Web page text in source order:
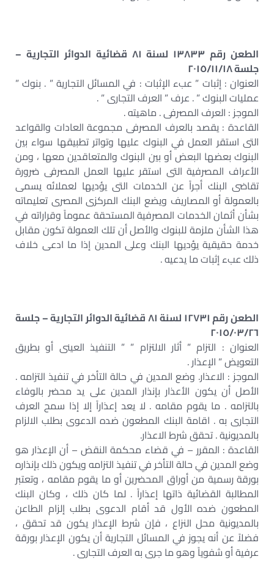
الطعن رقم ١٣٨٣٣ لسنة ٨١ قضائية الدوائر التجارية –
جلسة ٢٠١٥/١١/١٨
العنوان : إثبات ” عبء الإثبات : في المسائل التجارية ” . بنوك ”
عمليات البنوك ” . عرف ” العرف التجارى ” .
الموجز : العرف المصرفى . ماهيته .
القاعدة : يقصد بالعرف المصرفى مجموعة العادات والقواعد
التى استقر العمل في البنوك عليها وتواتر تطبيقها سواء بين
البنوك بعضها البعض أو بين البنوك والمتعاقدين معها ، ومن
الأعراف المصرفية التى استقر عليها العمل المصرفى ضرورة
تقاضى البنك أجراً عن الخدمات التى يؤديها لعملائه يسمى
بالعمولة أو المصاريف ويضع البنك المركزى المصرى تعليماته
بشأن أثمان الخدمات المصرفية المستحقة عموماً وقراراته في
هذا الشأن ملزمة للبنوك والأصل أن تلك العمولة تكون مقابل
خدمة حقيقية يؤديها البنك وعلى المدين إذا ما ادعى خلاف
ذلك عبء إثبات ما يدعيه .
الطعن رقم ١٢٧٣١ لسنة ٨١ قضائية الدوائر التجارية – جلسة
٢٠١٥/٠٣/٢٦
العنوان : التزام ” أثار الالتزام ” ” التنفيذ العينى أو بطريق
التعويض ” الإعذار .
الموجز : الاعذار. وضع المدين في حالة التأخر في تنفيذ التزامه .
الأصل أن يكون الأعذار بإنذار المدين على يد محضر بالوفاء
بالتزامه . ما يقوم مقامه . لا يعد إعذاراً إلا إذا سمح العرف
التجارى به . اقامة البنك المطعون ضده الدعوى بطلب الالزام
بالمديونية . تحقق شرط الاعذار.
القاعدة : المقرر – في قضاء محكمة النقض – أن الإعذار هو
وضع المدين في حالة التأخر في تنفيذ التزامه ويكون ذلك بإنذاره
بورقة رسمية من أوراق المحضرين أو ما يقوم مقامه ، وتعتبر
المطالبة القضائية ذاتها إعذاراً . لما كان ذلك ، وكان البنك
المطعون ضده الأول قد أقام الدعوى بطلب إلزام الطاعن
بالمديونية محل النزاع ، فإن شرط الإعذار يكون قد تحقق ،
فضلاً عن أنه يجوز في المسائل التجارية أن يكون الإعذار بورقة
عرفية أو شفوياً وهو ما جرى به العرف التجارى .